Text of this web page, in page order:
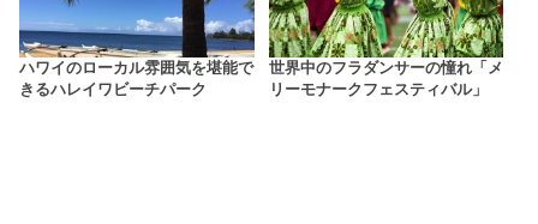
ハワイのローカル雰囲気を堪能で
きるハレイワビーチパーク
世界中のフラダンサーの憧れ「メ
リーモナークフェスティバル」